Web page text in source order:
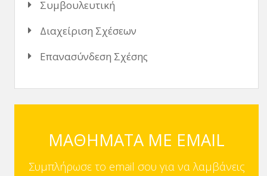
Συμβουλευτική
Διαχείριση Σχέσεων
Επανασύνδεση Σχέσης
ΜΑΘΗΜΑΤΑ ΜΕ EMAIL
Συμπλήρωσε το email σου για να λαμβάνεις